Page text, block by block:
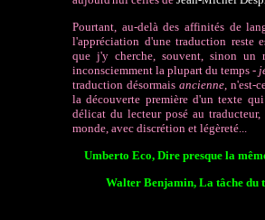
Pourtant, au-delà des affinités de
l'appréciation d'une traduction reste
que j'y cherche, souvent, sinon
inconsciemment la plupart du temps -
traduction désormais ancienne, n'est-
la découverte première d'un texte
délicat du lecteur posé au
monde, avec discrétion et légèreté...
Umberto Eco, Dire presque la
Walter Benjamin, La tâche du